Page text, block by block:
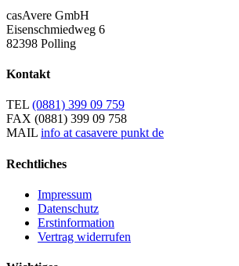
casAvere GmbH
Eisenschmiedweg 6
82398 Polling
Kontakt
TEL (0881) 399 09 759
FAX (0881) 399 09 758
MAIL info at casavere punkt de
Rechtliches
Impressum
Datenschutz
Erstinformation
Vertrag widerrufen